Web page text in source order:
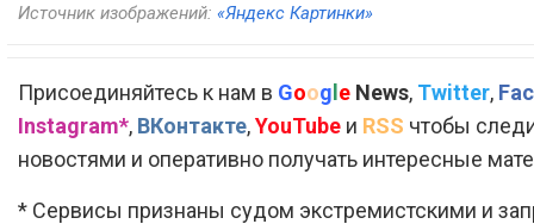
Источник изображений: «Яндекс Картинки»
Присоединяйтесь к нам в Google News, Twitter,
Instagram*, ВКонтакте,YouTube и RSS чтобы
новостями и оперативно получать интересные
* Сервисы признаны судом экстремистскими и